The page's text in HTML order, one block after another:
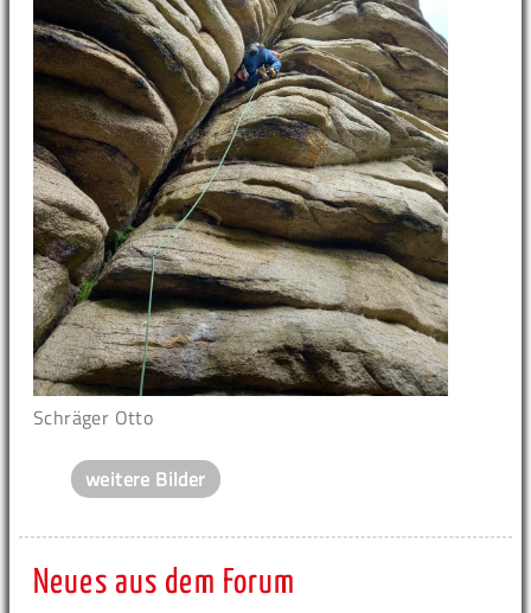
Schräger Otto
weitere Bilder
Neues aus dem Forum